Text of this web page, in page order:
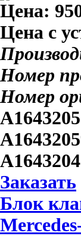
Цена:
Цена с
Номер
Номер
Заказать
Блок